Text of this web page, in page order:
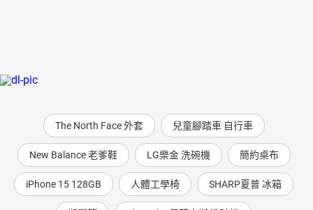
The North Face 外套 兒童腳踏車 自行車
New Balance 老爹鞋 LG樂金 洗碗機 簡約桌布
iPhone 15 128GB 人體工學椅 SHARP夏普 冰箱